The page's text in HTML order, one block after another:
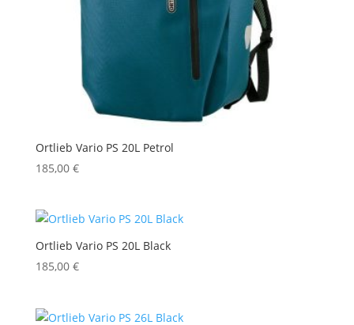
Ortlieb Vario PS 20L Petrol
185,00 €
Ortlieb Vario PS 20L Black
185,00 €